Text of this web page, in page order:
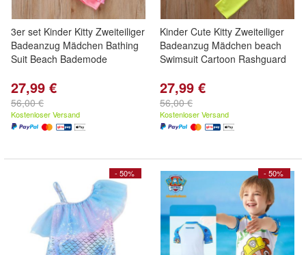
3er set Kinder Kitty Zweiteiliger
Badeanzug Mädchen Bathing
Suit Beach Bademode
27,99 €
56,00 €
Kostenloser Versand
Kinder Cute Kitty Zweiteiliger
Badeanzug Mädchen beach
Swimsuit Cartoon Rashguard
27,99 €
56,00 €
Kostenloser Versand
- 50% - 50%